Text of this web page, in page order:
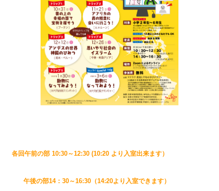
各回午前の部 10:30～12:30 (10:20 より入室出来ます）
午後の部14：30～16:30（14:20より入室できます）